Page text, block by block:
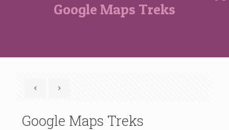
Google Maps Treks
Google Maps Treks